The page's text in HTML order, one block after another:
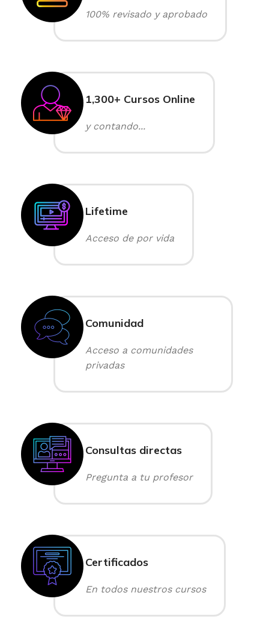
100% revisado y aprobado
1,300+ Cursos Online
y contando...
Lifetime
Acceso de por vida
Comunidad
Acceso a comunidades
privadas
Consultas directas
Pregunta a tu profesor
Certificados
En todos nuestros cursos